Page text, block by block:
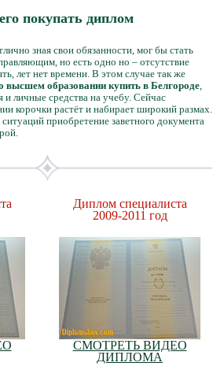
покупать диплом
зная свои обязанности, мог бы стать
но есть одно но – отсутствие
лет нет времени. В этом случае так же
высшем образовании купить в Белгороде,
и личные средства на учебу. Сейчас
корочки растёт и набирает широкий размах.
приобретение заветного документа
Диплом специалиста
2009-2011 год
СМОТРЕТЬ ВИДЕО
ДИПЛОМА